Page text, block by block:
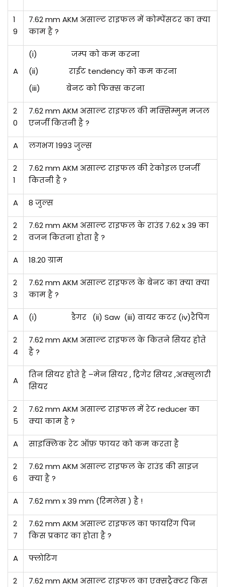
1
9
7.62 mm AKM असाल्ट राइफल में कोम्पेंसटर का क्या
काम है ?
A
(i) जम्पकोकमकरना
(ii)
राईट tendency को कम करना
(iii)
बेनट को फिक्स करना
2
0
7.62 mm AKM असाल्ट राइफल की मक्सिम्मुम मजल
एनर्जी कितनी है ?
A लगभग 1993 जुल्स
2
1
7.62 mm AKM असाल्ट राइफल की रेकोइल एनर्जी
कितनी है ?
A 8 जुल्स
2
2
7.62 mm AKM असाल्ट राइफल के राउंड 7.62 x 39 का
वजन कितना होता है ?
A 18.20 ग्राम
2
3
7.62 mm AKM असाल्ट राइफल के बेनट का क्या क्या
काम है ?
A (i) डैगर (ii) Saw (iii) वायर कटर (iv)रैपिंग
2
4
7.62 mm AKM असाल्ट राइफल के कितने सियर होते
है ?
A
तिन सियर होते है –मेन सियर , ट्रिगेर सियर ,अक्सुलारी
सियर
2
5
7.62 mm AKM असाल्ट राइफल में रेट reducer का
क्या काम है ?
A साइक्लिक रेट ऑफ़ फायर को कम करता है
2
6
7.62 mm AKM असाल्ट राइफल के राउंड की साइज़
क्या है ?
A 7.62 mm x 39 mm (रिमलेस ) है !
2
7
7.62 mm AKM असाल्ट राइफल का फायरिंग पिन
किस प्रकार का होता है ?
A फ्लोटिंग
2
7.62 mm AKM असाल्ट राइफल का एक्सट्रैक्टर किस